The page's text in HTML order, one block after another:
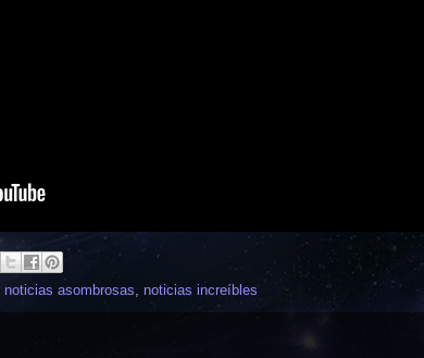
noticias asombrosas, noticias increíbles